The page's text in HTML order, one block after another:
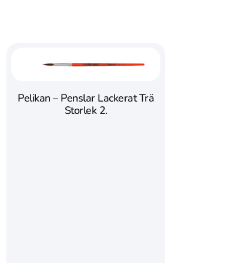
Pelikan – Penslar Lackerat Trä
Storlek 2.